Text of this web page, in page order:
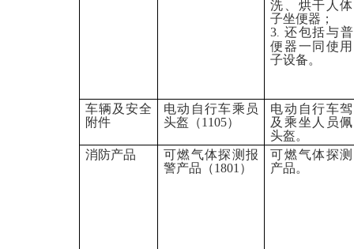
洗、烘干人
子坐便器；
3. 还包括与
便器一同使
子设备。
车辆及安全
附件
电动自行车乘员
头盔（1105）
电动自行车
及乘坐人员
头盔。
消防产品
可燃气体探测报
警产品（1801 ）
可燃气体探
产品。